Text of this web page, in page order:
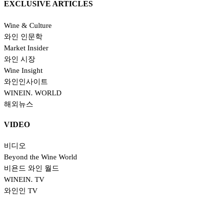
EXCLUSIVE ARTICLES
Wine & Culture
와인 인문학
Market Insider
와인 시장
Wine Insight
와인인사이트
WINEIN. WORLD
해외뉴스
VIDEO
비디오
Beyond the Wine World
비욘드 와인 월드
WINEIN. TV
와인인 TV